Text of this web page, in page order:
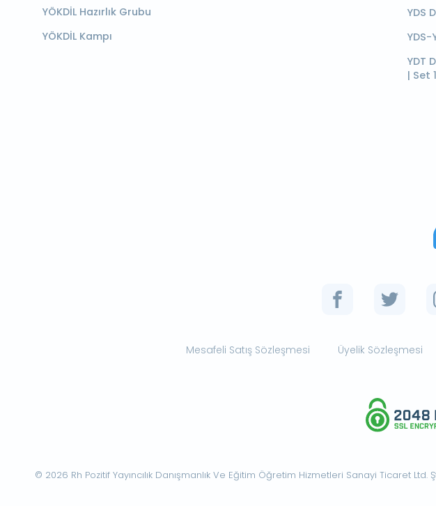
YÖKDİL Hazırlık Grubu
YÖKDİL Kampı
YDS
YDS-
YDT
| Set 1
Mesafeli Satış Sözleşmesi Üyelik Sözleşmesi
© 2026 Rh Pozitif Yayıncılık Danışmanlık Ve Eğitim Öğretim Hizmetleri Sanayi Ticaret Ltd.